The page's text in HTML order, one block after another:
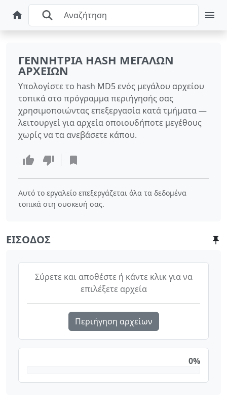
ΓΕΝΝΉΤΡΙΑ HASH ΜΕΓΆΛΩΝ
ΑΡΧΕΊΩΝ
Υπολογίστε το hash MD5 ενός μεγάλου αρχείου
τοπικά στο πρόγραμμα περιήγησής σας
χρησιμοποιώντας επεξεργασία κατά τμήματα —
λειτουργεί για αρχεία οποιουδήποτε μεγέθους
χωρίς να τα ανεβάσετε κάπου.
Αυτό το εργαλείο επεξεργάζεται όλα τα δεδομένα
τοπικά στη συσκευή σας.
ΕΊΣΟΔΟΣ
Σύρετε και αποθέστε ή κάντε κλικ για να
επιλέξετε αρχεία
Περιήγηση αρχείων
0%